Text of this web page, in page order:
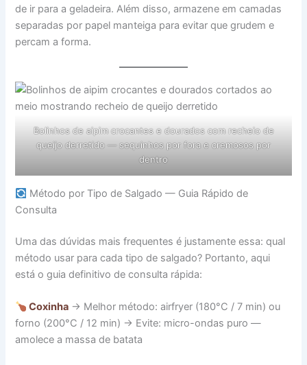
de ir para a geladeira. Além disso, armazene em camadas
separadas por papel manteiga para evitar que grudem e
percam a forma.
Bolinhos de aipim crocantes e dourados com recheio de
queijo derretido — sequinhos por fora e cremosos por
dentro
Método por Tipo de Salgado — Guia Rápido de
Consulta
Uma das dúvidas mais frequentes é justamente essa: qual
método usar para cada tipo de salgado? Portanto, aqui
está o guia definitivo de consulta rápida:
Coxinha → Melhor método: airfryer (180°C / 7 min) ou
forno (200°C / 12 min) → Evite: micro-ondas puro —
amolece a massa de batata